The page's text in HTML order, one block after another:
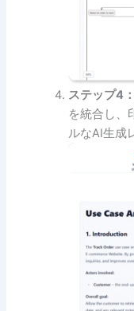
ステップ4
を統合し、
ルなAI生成